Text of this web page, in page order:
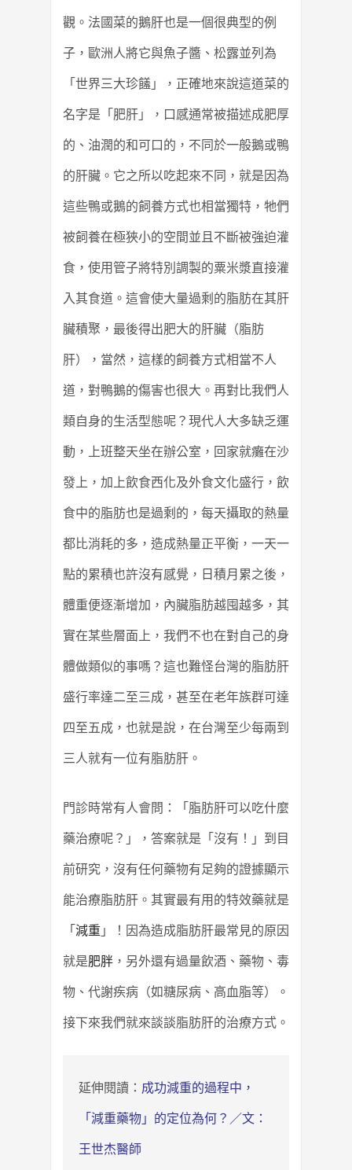
觀。法國菜的鵝肝也是一個很典型的例
子，歐洲人將它與魚子醬、松露並列為
「世界三大珍饈」，正確地來說這道菜的
名字是「肥肝」，口感通常被描述成肥厚
的、油潤的和可口的，不同於一般鵝或鴨
的肝臟。它之所以吃起來不同，就是因為
這些鴨或鵝的飼養方式也相當獨特，牠們
被飼養在極狹小的空間並且不斷被強迫灌
食，使用管子將特別調製的粟米漿直接灌
入其食道。這會使大量過剩的脂肪在其肝
臟積聚，最後得出肥大的肝臟（脂肪
肝），當然，這樣的飼養方式相當不人
道，對鴨鵝的傷害也很大。再對比我們人
類自身的生活型態呢？現代人大多缺乏運
動，上班整天坐在辦公室，回家就癱在沙
發上，加上飲食西化及外食文化盛行，飲
食中的脂肪也是過剩的，每天攝取的熱量
都比消耗的多，造成熱量正平衡，一天一
點的累積也許沒有感覺，日積月累之後，
體重便逐漸增加，內臟脂肪越囤越多，其
實在某些層面上，我們不也在對自己的身
體做類似的事嗎？這也難怪台灣的脂肪肝
盛行率達二至三成，甚至在老年族群可達
四至五成，也就是說，在台灣至少每兩到
三人就有一位有脂肪肝。
門診時常有人會問：「脂肪肝可以吃什麼
藥治療呢？」，答案就是「沒有！」到目
前研究，沒有任何藥物有足夠的證據顯示
能治療脂肪肝。其實最有用的特效藥就是
「 減重 」！因為造成脂肪肝最常見的原因
就是肥胖 ，另外還有過量飲酒、藥物、毒
物、代謝疾病（如糖尿病、高血脂等）。
接下來我們就來談談脂肪肝的治療方式。
延伸閱讀： 成功減重的過程中，
「減重藥物」的定位為何？／文：
王世杰醫師